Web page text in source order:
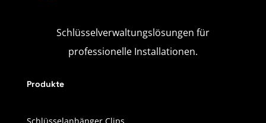
Schlüsselverwaltungslösungen für
professionelle Installationen.
Produkte